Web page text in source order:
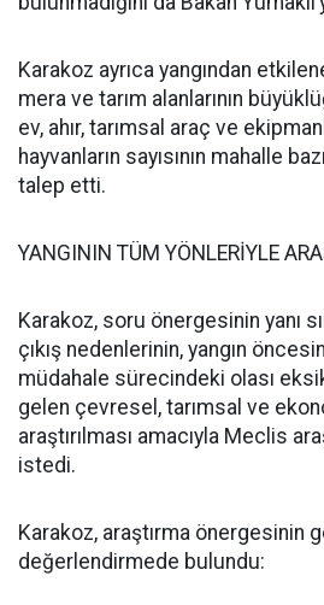
Karakoz ayrıca yangından
mera ve tarım alanlarının
ev, ahır, tarımsal araç ve
hayvanların sayısının mahalle
talep etti.
YANGININ TÜM YÖNLERİYLE
Karakoz, soru önergesinin yanı
çıkış nedenlerinin, yangın
müdahale sürecindeki olası
gelen çevresel, tarımsal ve
araştırılması amacıyla Meclis
istedi.
Karakoz, araştırma önergesinin
değerlendirmede bulundu: